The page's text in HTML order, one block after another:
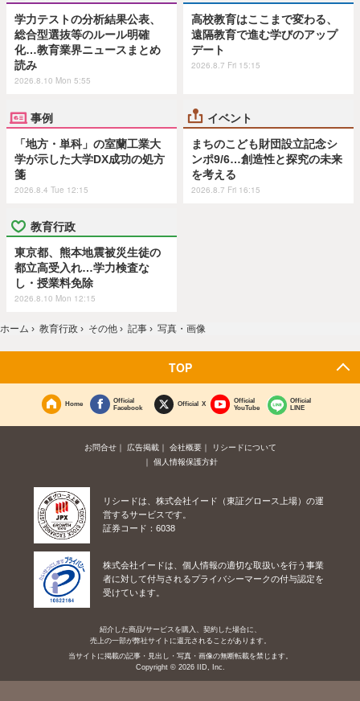
学力テストの分析結果公表、
総合型選抜等のルール明確
化…教育業界ニュースまとめ
読み
2026.8.10 Mon 5:55
高校教育はここまで変わる、
遠隔教育で進む学びのアップ
デート
2026.8.7 Fri 15:15
事例
「地方・単科」の室蘭工業大
学が示した大学DX成功の処方
箋
2026.8.4 Tue 12:15
イベント
まちのこども財団設立記念シ
ンポ9/6…創造性と探究の未来
を考える
2026.8.7 Fri 16:15
教育行政
東京都、熊本地震被災生徒の
都立高受入れ…学力検査な
し・授業料免除
2026.8.10 Mon 12:15
ホーム › 教育行政 › その他 › 記事 › 写真・画像
TOP
Home
Official
Facebook
Official X
Official
YouTube
Official
LINE
お問合せ 広告掲載 会社概要
リシードについて
個人情報保護方針
リシードは、株式会社イード（東証グロース上場）の運
営するサービスです。
証券コード：6038
株式会社イードは、個人情報の適切な取扱いを行う事業
者に対して付与されるプライバシーマークの付与認定を
受けています。
紹介した商品/サービスを購入、契約した場合に、
売上の一部が弊社サイトに還元されることがあります。
当サイトに掲載の記事・見出し・写真・画像の無断転載を禁じます。
Copyright © 2026 IID, Inc.